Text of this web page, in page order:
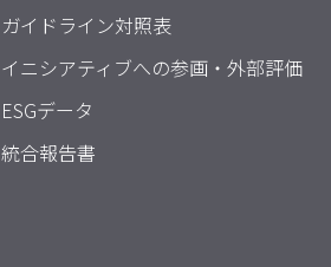
ガイドライン対照表
イニシアティブへの参画・外部評価
ESGデータ
統合報告書